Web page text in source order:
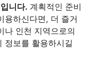
니다. 계획적인 준비
용하신다면, 더 즐거
나 인천 지역으로의
정보를 활용하시길